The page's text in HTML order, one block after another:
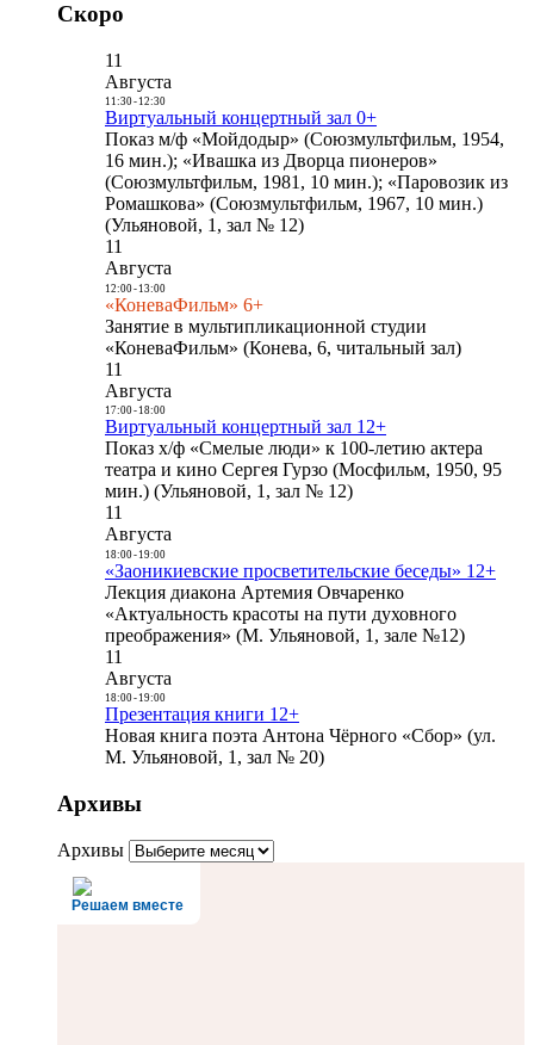
Скоро
11
Августа
11:30- 12:30
Виртуальный концертный зал 0+
Показ м/ф «Мойдодыр» (Союзмультфильм, 1954,
16 мин.); «Ивашка из Дворца пионеров»
(Союзмультфильм, 1981, 10 мин.); «Паровозик из
Ромашкова» (Союзмультфильм, 1967, 10 мин.)
(Ульяновой, 1, зал № 12)
11
Августа
12:00- 13:00
«КоневаФильм» 6+
Занятие в мультипликационной студии
«КоневаФильм» (Конева, 6, читальный зал)
11
Августа
17:00- 18:00
Виртуальный концертный зал 12+
Показ х/ф «Смелые люди» к 100-летию актера
театра и кино Сергея Гурзо (Мосфильм, 1950, 95
мин.) (Ульяновой, 1, зал № 12)
11
Августа
18:00- 19:00
«Заоникиевские просветительские беседы» 12+
Лекция диакона Артемия Овчаренко
«Актуальность красоты на пути духовного
преображения» (М. Ульяновой, 1, зале №12)
11
Августа
18:00- 19:00
Презентация книги 12+
Новая книга поэта Антона Чёрного «Сбор» (ул.
М. Ульяновой, 1, зал № 20)
Архивы
Архивы
Решаем вместе